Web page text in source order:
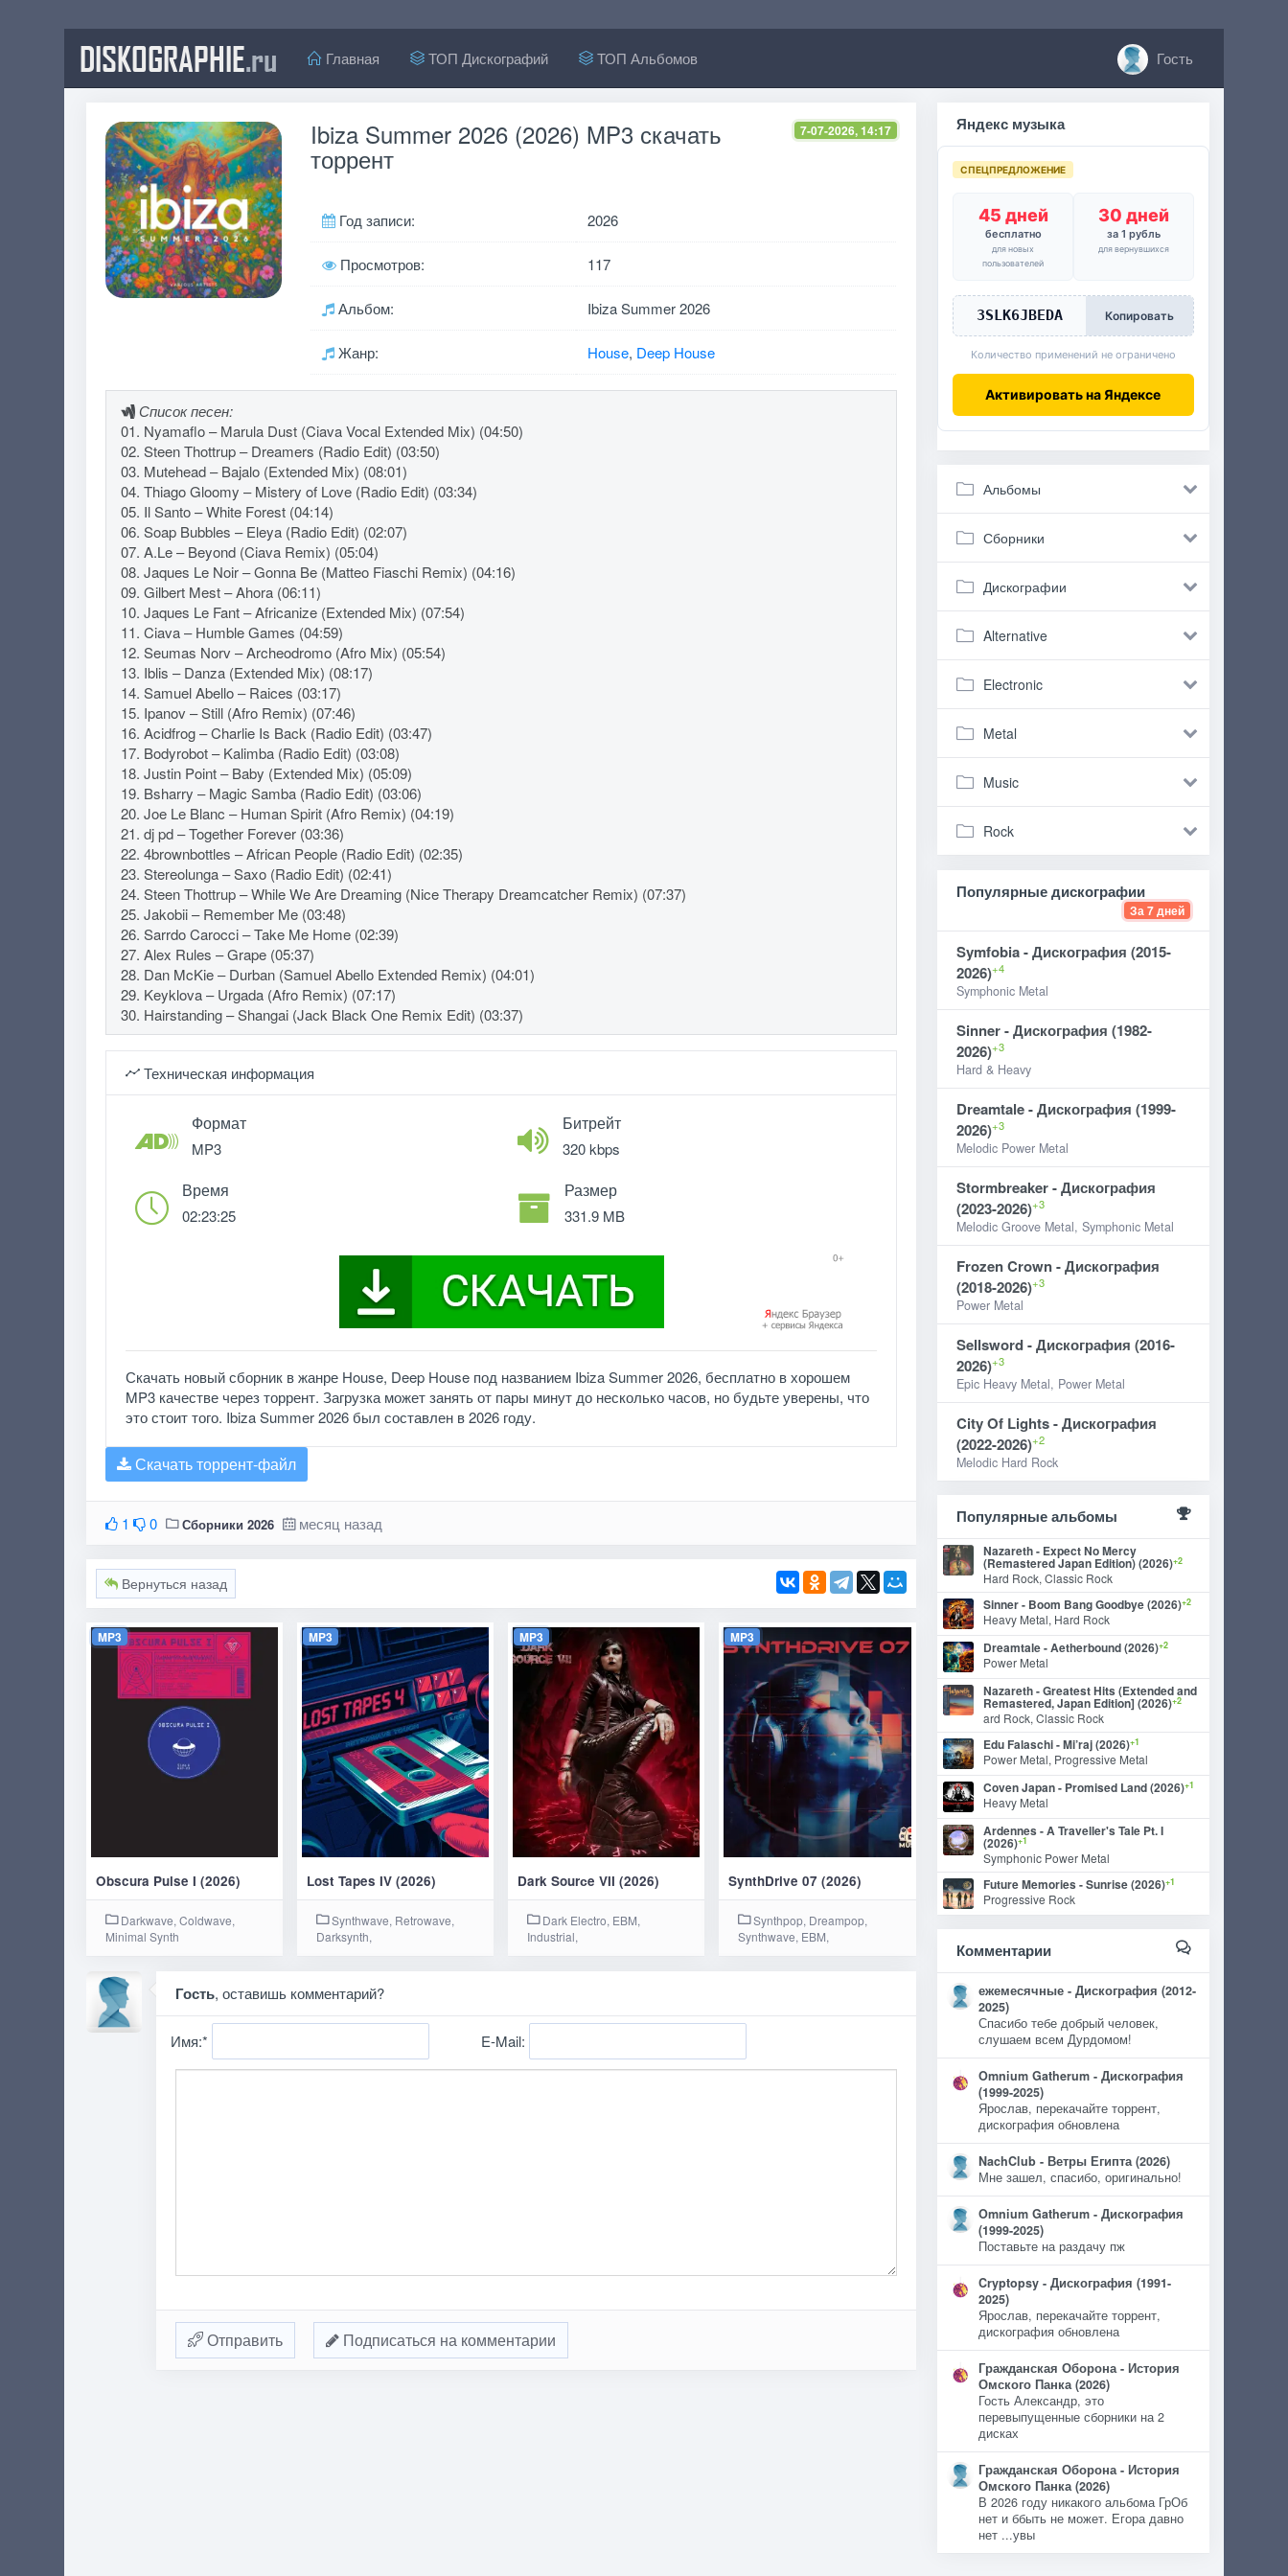
DISKOGRAPHIE.ru Главная ТОП Дискографий ТОП Альбомов Гость
7-07-2026, 14:17
Ibiza Summer 2026 (2026) MP3 скачать
торрент
Год записи: 2026
Просмотров: 117
Альбом: Ibiza Summer 2026
Жанр: House, Deep House
Список песен:
01. Nyamaflo – Marula Dust (Ciava Vocal Extended Mix) (04:50)
02. Steen Thottrup – Dreamers (Radio Edit) (03:50)
03. Mutehead – Bajalo (Extended Mix) (08:01)
04. Thiago Gloomy – Mistery of Love (Radio Edit) (03:34)
05. Il Santo – White Forest (04:14)
06. Soap Bubbles – Eleya (Radio Edit) (02:07)
07. A.Le – Beyond (Ciava Remix) (05:04)
08. Jaques Le Noir – Gonna Be (Matteo Fiaschi Remix) (04:16)
09. Gilbert Mest – Ahora (06:11)
10. Jaques Le Fant – Africanize (Extended Mix) (07:54)
11. Ciava – Humble Games (04:59)
12. Seumas Norv – Archeodromo (Afro Mix) (05:54)
13. Iblis – Danza (Extended Mix) (08:17)
14. Samuel Abello – Raices (03:17)
15. Ipanov – Still (Afro Remix) (07:46)
16. Acidfrog – Charlie Is Back (Radio Edit) (03:47)
17. Bodyrobot – Kalimba (Radio Edit) (03:08)
18. Justin Point – Baby (Extended Mix) (05:09)
19. Bsharry – Magic Samba (Radio Edit) (03:06)
20. Joe Le Blanc – Human Spirit (Afro Remix) (04:19)
21. dj pd – Together Forever (03:36)
22. 4brownbottles – African People (Radio Edit) (02:35)
23. Stereolunga – Saxo (Radio Edit) (02:41)
24. Steen Thottrup – While We Are Dreaming (Nice Therapy Dreamcatcher Remix) (07:37)
25. Jakobii – Remember Me (03:48)
26. Sarrdo Carocci – Take Me Home (02:39)
27. Alex Rules – Grape (05:37)
28. Dan McKie – Durban (Samuel Abello Extended Remix) (04:01)
29. Keyklova – Urgada (Afro Remix) (07:17)
30. Hairstanding – Shangai (Jack Black One Remix Edit) (03:37)
Техническая информация
Формат
MP3
Битрейт
320 kbps
Время
02:23:25
Размер
331.9 MB
Скачать новый сборник в жанре House, Deep House под названием Ibiza Summer 2026, бесплатно в хорошем
MP3 качестве через торрент. Загрузка может занять от пары минут до несколько часов, но будьте уверены, что
это стоит того. Ibiza Summer 2026 был составлен в 2026 году.
Скачать торрент-файл
1 0 Сборники 2026 месяц назад
Вернуться назад
MP3
Obscura Pulse I (2026)
Darkwave, Coldwave,
Minimal Synth
MP3
Lost Tapes IV (2026)
Synthwave, Retrowave,
Darksynth,
MP3
Dark Sourсe VII (2026)
Dark Electro, EBM,
Industrial,
MP3
SynthDrive 07 (2026)
Synthpop, Dreampop,
Synthwave, EBM,
Гость, оставишь комментарий?
Имя:* E-Mail:
Отправить Подписаться на комментарии
Яндекс музыка
СПЕЦПРЕДЛОЖЕНИЕ
45 дней
бесплатно
для новых
пользователей
30 дней
за 1 рубль
для вернувшихся
3SLK6JBEDA Копировать
Количество применений не ограничено
Активировать на Яндексе
Альбомы
Сборники
Дискографии
Alternative
Electronic
Metal
Music
Rock
Популярные дискографии
За 7 дней
Symfobia - Дискография (2015-
2026)+4
Symphonic Metal
Sinner - Дискография (1982-
2026)+3
Hard & Heavy
Dreamtale - Дискография (1999-
2026)+3
Melodic Power Metal
Stormbreaker - Дискография
(2023-2026)+3
Melodic Groove Metal, Symphonic Metal
Frozen Crown - Дискография
(2018-2026)+3
Power Metal
Sellsword - Дискография (2016-
2026)+3
Epic Heavy Metal, Power Metal
City Of Lights - Дискография
(2022-2026)+2
Melodic Hard Rock
Популярные альбомы
Nazareth - Expect No Mercy
(Remastered Japan Edition) (2026)+2
Hard Rock, Classic Rock
Sinner - Boom Bang Goodbye (2026)+2
Heavy Metal, Hard Rock
Dreamtale - Aetherbound (2026)+2
Power Metal
Nazareth - Greatest Hits (Extended and
Remastered, Japan Edition] (2026)+2
ard Rock, Classic Rock
Edu Falaschi - Mi’raj (2026)+1
Power Metal, Progressive Metal
Coven Japan - Promised Land (2026)+1
Heavy Metal
Ardennes - A Traveller's Tale Pt. I
(2026)+1
Symphonic Power Metal
Future Memories - Sunrise (2026)+1
Progressive Rock
Комментарии
ежемесячные - Дискография (2012-
2025)
Спасибо тебе добрый человек,
слушаем всем Дурдомом!
Omnium Gatherum - Дискография
(1999-2025)
Ярослав, перекачайте торрент,
дискография обновлена
NachClub - Ветры Египта (2026)
Мне зашел, спасибо, оригинально!
Omnium Gatherum - Дискография
(1999-2025)
Поставьте на раздачу пж
Cryptopsy - Дискография (1991-
2025)
Ярослав, перекачайте торрент,
дискография обновлена
Гражданская Оборона - История
Омского Панка (2026)
Гость Александр, это
перевыпущенные сборники на 2
дисках
Гражданская Оборона - История
Омского Панка (2026)
В 2026 году никакого альбома ГрОб
нет и ббыть не может. Егора давно
нет ...увы